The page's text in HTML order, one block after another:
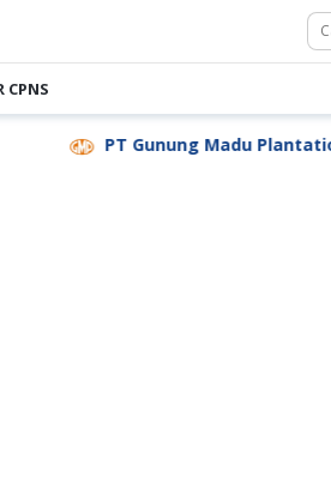
CPNS
PT Gunung Madu Plantations